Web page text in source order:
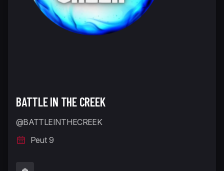
BATTLE IN THE CREEK
@BATTLEINTHECREEK
Peut 9